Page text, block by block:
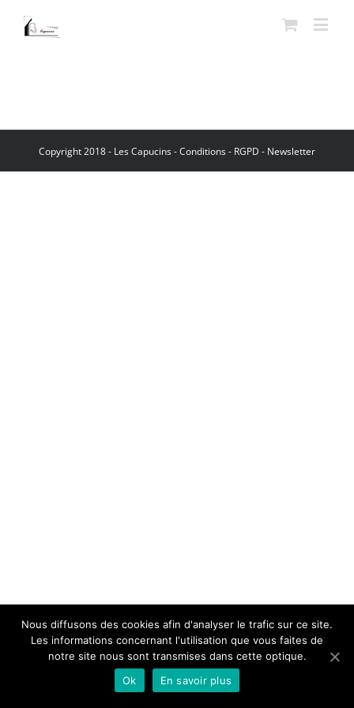
Copyright 2018 - Les Capucins -Conditions- RGPD - Newsletter
Nous diffusons des cookies afin d'analyser le trafic sur ce site.
Les informations concernant l'utilisation que vous faites de
notre site nous sont transmises dans cette optique.
Ok
En savoir plus